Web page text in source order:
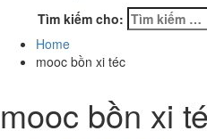
Tìm kiếm cho:
Home
mooc bồn xi téc
mooc bồn xi